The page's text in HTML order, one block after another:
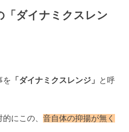
「ダイナミクスレン
を 「ダイナミクスレンジ」
と呼
にこの、 音自体の抑揚が無く